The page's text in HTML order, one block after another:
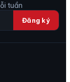
tuần
Đăng ký